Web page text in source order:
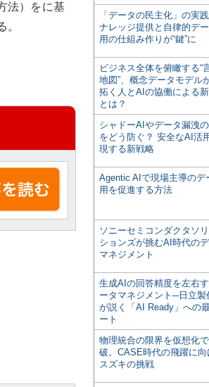
法）をに基
「データの民主化」の実践
ナレッジ提供と自律的デ
用の仕組み作りが“鍵”に
ビジネス全体を俯瞰する“
地図”、概念データモデル
拓く人とAIの協働による
とは？
シャドーAIやデータ漏洩
をどう防ぐ？ 安全なAI活
現する新戦略
Agentic AIで現場主導のデ
用を促進する方法
ソニーセミコンダクタソ
ションズが挑むAI時代の
マネジメント
生成AIの回答精度を左右
ータマネジメント─日立製
が説く「AI Ready」への
ート
物理統合の限界を仮想化
破。CASE時代の飛躍に向
スズキの挑戦